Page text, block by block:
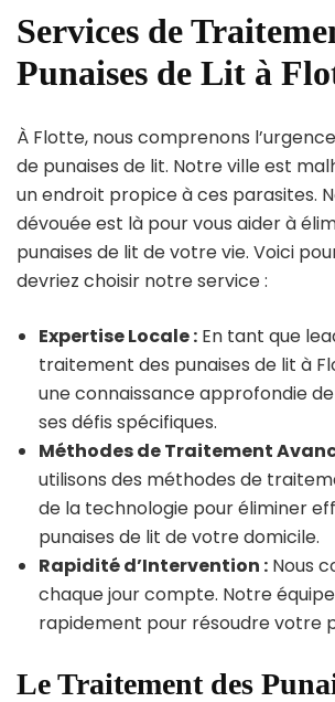
Services de
Punaises de Lit à
À Flotte, nous comprenons
de punaises de lit. Notre ville est
un endroit propice à ces parasites.
dévouée est là pour vous aider à
punaises de lit de votre vie. Voici
devriez choisir notre service :
Expertise Locale : En tant que
traitement des punaises de lit à
une connaissance approfondie
ses défis spécifiques.
Méthodes de Traitement
utilisons des méthodes de
de la technologie pour éliminer
punaises de lit de votre domicile.
Rapidité d’Intervention : Nous
chaque jour compte. Notre
rapidement pour résoudre votre
Le Traitement des